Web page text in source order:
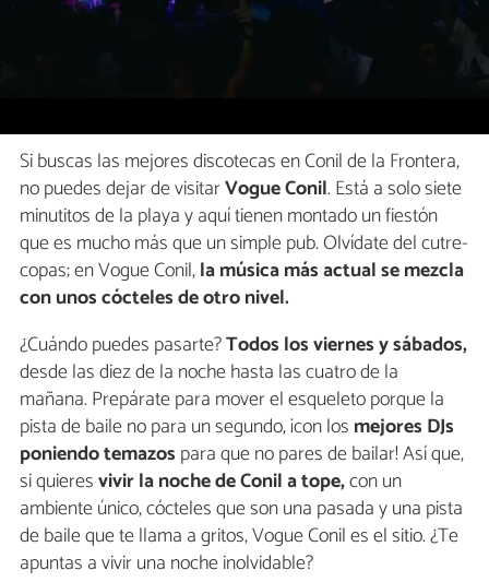
Si buscas las mejores discotecas en Conil de la Frontera,
no puedes dejar de visitarVogue Conil. Está a solo siete
minutitos de la playa y aquí tienen montado un fiestón
que es mucho más que un simple pub. Olvídate del cutre-
copas; en Vogue Conil,la música más actual se mezcla
con unos cócteles de otro nivel.
¿Cuándo puedes pasarte?Todos los viernes y sábados,
desde las diez de la noche hasta las cuatro de la
mañana. Prepárate para mover el esqueleto porque la
pista de baile no para un segundo, ¡con los mejores DJs
poniendo temazos para que no pares de bailar! Así que,
si quieresvivir la noche de Conil a tope,con un
ambiente único, cócteles que son una pasada y una pista
de baile que te llama a gritos, Vogue Conil es el sitio. ¿Te
apuntas a vivir una noche inolvidable?